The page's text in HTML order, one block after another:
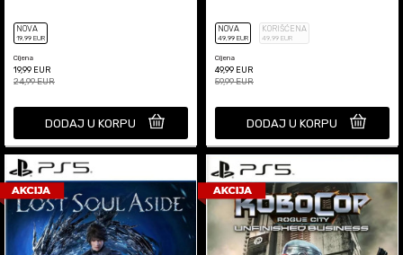
NOVA
19,99 EUR
Cijena
19,99 EUR
24,99EUR
DODAJ U KORPU
NOVA
49,99 EUR
KORIŠĆENA
49,99 EUR
Cijena
49,99 EUR
59,99EUR
DODAJ U KORPU